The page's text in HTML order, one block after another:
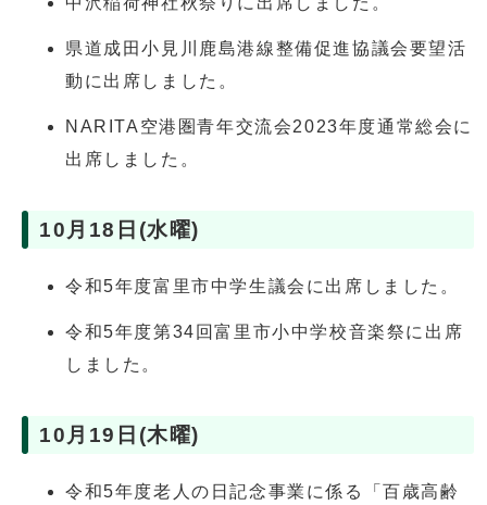
県道成田小見川鹿島港線整備促進協議会要望活
動に出席しました。
NARITA空港圏青年交流会2023年度通常総会に
出席しました。
10月18日(水曜)
令和5年度富里市中学生議会に出席しました。
令和5年度第34回富里市小中学校音楽祭に出席
しました。
10月19日(木曜)
令和5年度老人の日記念事業に係る「百歳高齢